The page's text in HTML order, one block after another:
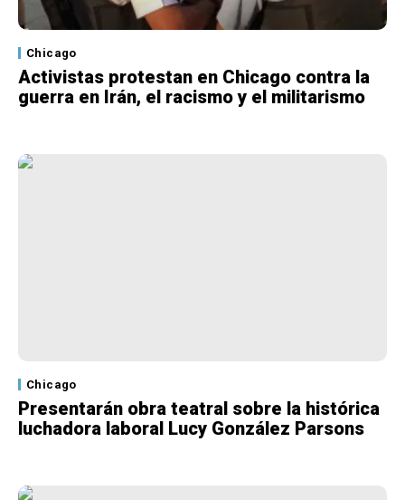
Chicago
Activistas protestan en Chicago contra la
guerra en Irán, el racismo y el militarismo
Chicago
Presentarán obra teatral sobre la histórica
luchadora laboral Lucy González Parsons